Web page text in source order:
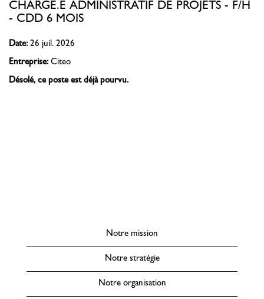
CHARGE.E ADMINISTRATIF DE PROJETS - F/H
- CDD 6 MOIS
Date: 26 juil. 2026
Entreprise: Citeo
Désolé, ce poste est déjà pourvu.
Notre mission
Notre stratégie
Notre organisation